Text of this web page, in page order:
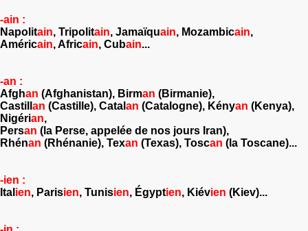
-ain :
Napolitain, Tripolitain, Jamaïquain, Mozambicain,
Américain, Africain, Cubain...
-an :
Afghan (Afghanistan), Birman (Birmanie),
Castill an (Castille), Catal an (Catalogne), Kényan (Kenya),
Nigérian,
Persan (la Perse, appelée de nos jours Iran),
Rhénan (Rhénanie), Texan (Texas), Toscan (la Toscane)...
-ien :
Ital ien, Parisien, Tunisien, Égyptien, Kiévien (Kiev)...